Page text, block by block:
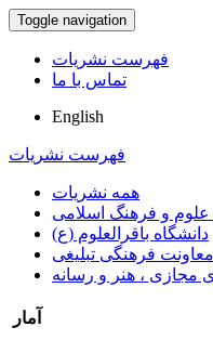
Toggle navigation
فهرست نشریات
تماس با ما
English
فهرست نشریات
همه نشریات
علوم و فرهنگ اسلامی
دانشگاه باقرالعلوم (ع)
معاونت فرهنگی تبلیغی
مجازی ، هنر و رسانه
آمار